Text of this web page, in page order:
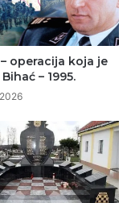
operacija koja je
– 1995.